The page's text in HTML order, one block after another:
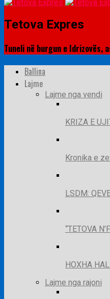
Tetova Expres
Tuneli në burgun e Idrizovës,
Ballina
Lajme
Lajme nga vendi
KRIZA E
Kronika e
LSDM:
“TETOVA
HOXHA
Lajme nga rajoni